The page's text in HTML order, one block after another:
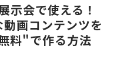
示会で使える！
画コンテンツを
料"で作る方法